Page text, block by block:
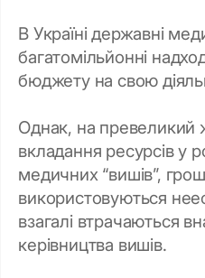
В Україні державні
багатомільйонні
бюджету на свою
Однак, на превеликий
вкладання ресурсів у
медичних “вишів”,
використовуються
взагалі втрачаються
керівництва вишів.